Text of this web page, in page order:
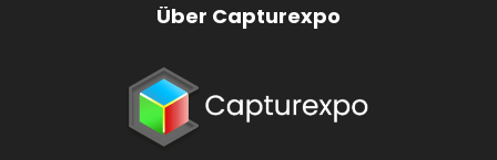
Über Capturexpo